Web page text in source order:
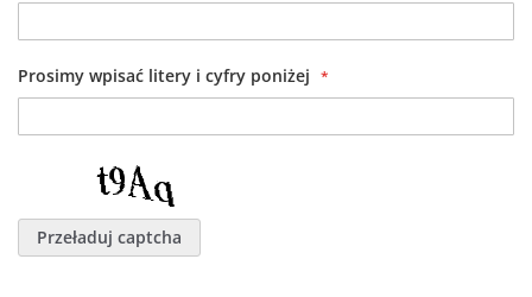
Prosimy wpisać litery i cyfry poniżej
Przeładuj captcha